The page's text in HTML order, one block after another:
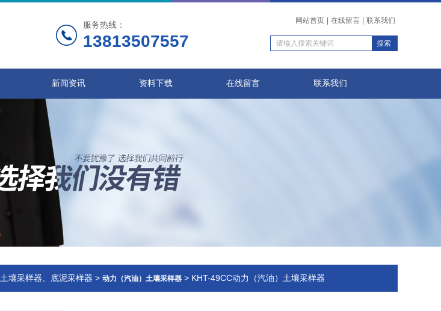
服务热线：
13813507557
网站首页 在线留言 联系我们
新闻资讯 资料下载 在线留言 联系我们
土壤采样器、底泥采样器 > 动力（汽油）土壤采样器 > KHT-49CC动力（汽油）土壤采样器